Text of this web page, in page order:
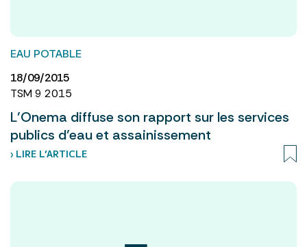
EAU POTABLE
18/09/2015
TSM 9 2015
L’Onema diffuse son rapport sur les services
publics d’eau et assainissement
› LIRE L’ARTICLE